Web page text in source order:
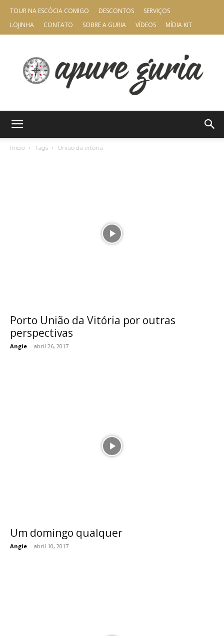
TOUR NA ESCÓCIA COMIGO DESCONTOS
SERVIÇOS
LOJINHA
CONTATO SOBRE A GURIA VÍDEOS MÍDIA KIT
Início Tags União da vitória
Porto União da Vitória por outras
perspectivas
Angie - abril 26, 2017
Um domingo qualquer
Angie - abril 10, 2017